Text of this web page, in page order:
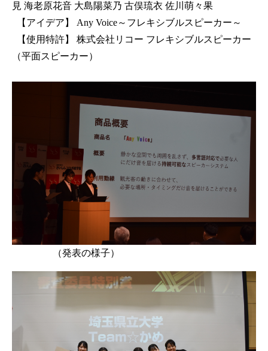
見 海老原花音 大島陽菜乃 古俣琉衣 佐川萌々果
【アイデア】 Any Voice～フレキシブルスピーカー～
【使用特許】 株式会社リコー フレキシブルスピーカー
（平面スピーカー）
（発表の様子）